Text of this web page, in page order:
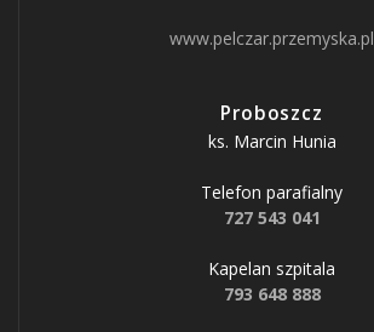
www.pelczar.przemyska.pl
Proboszcz
ks. Marcin Hunia
Telefon parafialny
727 543 041
Kapelan szpitala
793 648 888